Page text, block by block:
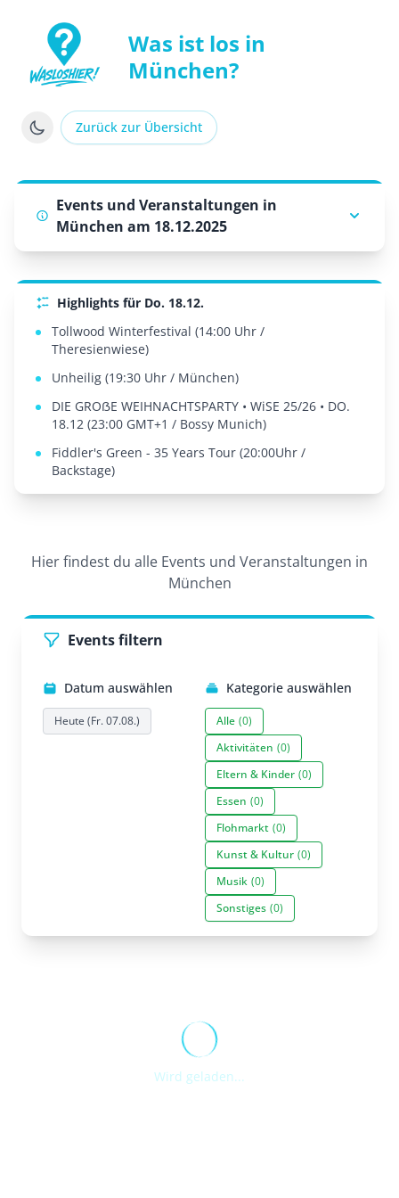
WasLosHier - Dein Portal für Events und
Was ist los in
München?
Zurück zur Übersicht
Events und Veranstaltungen in
München am 18.12.2025
Highlights für Do. 18.12.
Tollwood Winterfestival (14:00 Uhr /
Theresienwiese)
Unheilig (19:30 Uhr / München)
DIE GROẞE WEIHNACHTSPARTY • WiSE 25/26 • DO.
18.12 (23:00 GMT+1 / Bossy Munich)
Fiddler's Green - 35 Years Tour (20:00Uhr /
Backstage)
Hier findest du alle Events und Veranstaltungen in
München
Events filtern
Datum auswählen
Heute (Fr. 07.08.)
Kategorie auswählen
Alle (0)
Aktivitäten (0)
Eltern & Kinder (0)
Essen (0)
Flohmarkt (0)
Kunst & Kultur (0)
Musik (0)
Sonstiges (0)
Wird geladen...